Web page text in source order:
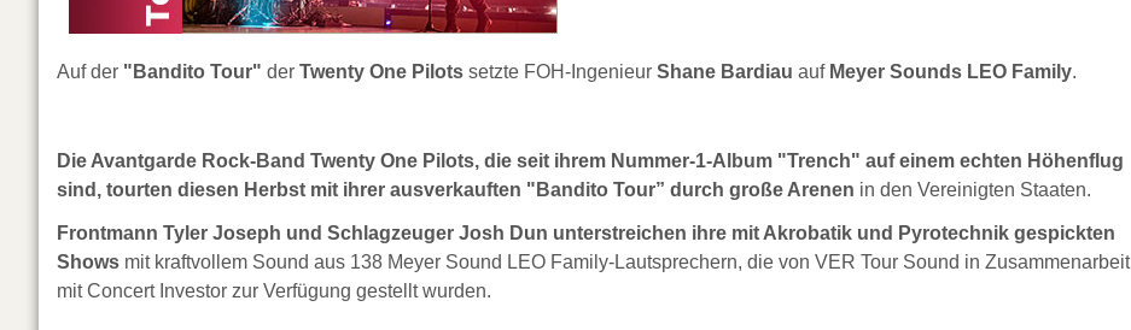
Auf der "Bandito Tour" der Twenty One Pilots setzte FOH-Ingenieur Shane Bardiau auf Meyer Sounds LEO Family.
Die Avantgarde Rock-Band Twenty One Pilots, die seit ihrem Nummer-1-Album "Trench" auf einem echten Höhenflug
sind, tourten diesen Herbst mit ihrer ausverkauften "Bandito Tour” durch große Arenen in den Vereinigten Staaten.
Frontmann Tyler Joseph und Schlagzeuger Josh Dun unterstreichen ihre mit Akrobatik und Pyrotechnik gespickten
Shows mit kraftvollem Sound aus 138 Meyer Sound LEO Family-Lautsprechern, die von VER Tour Sound in Zusammenarbeit
mit Concert Investor zur Verfügung gestellt wurden.